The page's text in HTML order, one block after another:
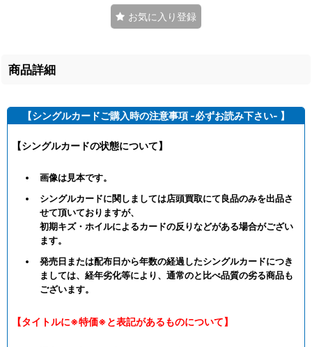
お気に入り登録
商品詳細
【シングルカードご購入時の注意事項 -必ずお読み下さい- 】
【シングルカードの状態について】
画像は見本です。
シングルカードに関しましては店頭買取にて良品のみを出品さ
せて頂いておりますが、
初期キズ・ホイルによるカードの反りなどがある場合がござい
ます。
発売日または配布日から年数の経過したシングルカードにつき
ましては、経年劣化等により、通常のと比べ品質の劣る商品も
ございます。
【タイトルに※特価※と表記があるものについて】